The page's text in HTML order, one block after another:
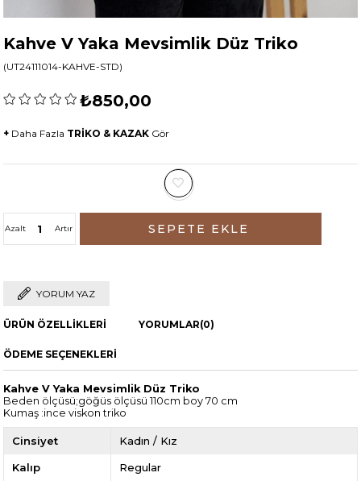
Kahve V Yaka Mevsimlik Düz Triko
(UT24111014-KAHVE-STD)
₺850,00
+ Daha Fazla TRİKO & KAZAK Gör
Artır
Azalt
YORUM YAZ
ÜRÜN ÖZELLIKLERI YORUMLAR(0)
ÖDEME SEÇENEKLERI
Kahve V Yaka Mevsimlik Düz Triko
Beden ölçüsü;göğüs ölçüsü 110cm boy 70 cm
Kumaş :ince viskon triko
Cinsiyet Kadın / Kız
Kalıp Regular